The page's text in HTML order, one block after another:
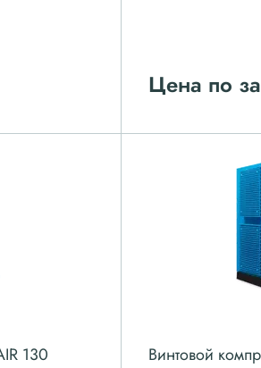
Цена по
130 Винтовой